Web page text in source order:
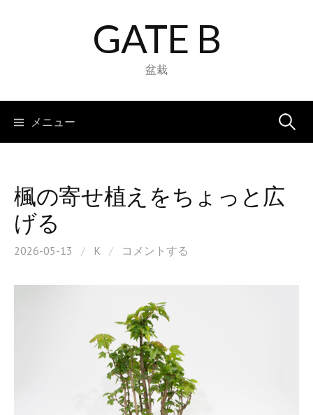
キ
GATE B
盆栽
メニュー 検
楓の寄せ植えをちょっと広
げる
2026-05-13 / K / コメントする